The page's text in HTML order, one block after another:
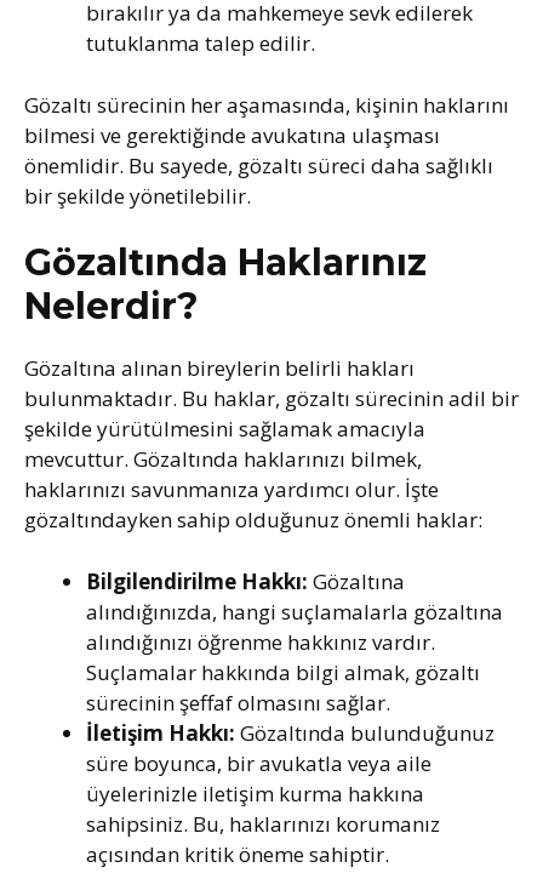
bırakılır ya da mahkemeye sevk edilerek
tutuklanma talep edilir.
Gözaltı sürecinin her aşamasında, kişinin haklarını
bilmesi ve gerektiğinde avukatına ulaşması
önemlidir. Bu sayede, gözaltı süreci daha sağlıklı
bir şekilde yönetilebilir.
Gözaltında Haklarınız
Nelerdir?
Gözaltına alınan bireylerin belirli hakları
bulunmaktadır. Bu haklar, gözaltı sürecinin adil bir
şekilde yürütülmesini sağlamak amacıyla
mevcuttur. Gözaltında haklarınızı bilmek,
haklarınızı savunmanıza yardımcı olur. İşte
gözaltındayken sahip olduğunuz önemli haklar:
Bilgilendirilme Hakkı: Gözaltına
alındığınızda, hangi suçlamalarla gözaltına
alındığınızı öğrenme hakkınız vardır.
Suçlamalar hakkında bilgi almak, gözaltı
sürecinin şeffaf olmasını sağlar.
İletişim Hakkı: Gözaltında bulunduğunuz
süre boyunca, bir avukatla veya aile
üyelerinizle iletişim kurma hakkına
sahipsiniz. Bu, haklarınızı korumanız
açısından kritik öneme sahiptir.